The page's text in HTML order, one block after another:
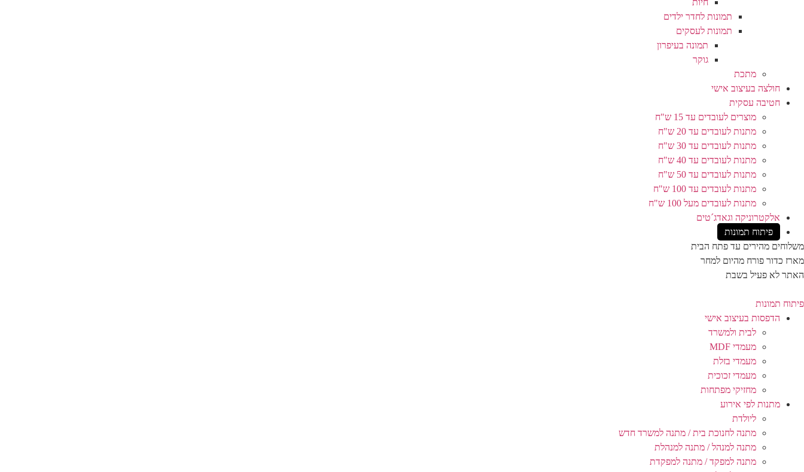
חיות
תמונות לחדר ילדים
תמונות לעסקים
תמונה בעיפרון
גוקר
מתכת
חולצה בעיצוב אישי
חטיבה עסקית
מוצרים לעובדים עד 15 ש"ח
מתנות לעובדים עד 20 ש"ח
מתנות לעובדים עד 30 ש"ח
מתנות לעובדים עד 40 ש"ח
מתנות לעובדים עד 50 ש"ח
מתנות לעובדים עד 100 ש"ח
מתנות לעובדים מעל 100 ש"ח
אלקטרוניקה וגאדג´טים
פיתוח תמונות
משלוחים מהירים עד פתח הבית
מארז כדור פורח מהיום למחר
האתר לא פעיל בשבת
פיתוח תמונות
הדפסות בעיצוב אישי
לבית ולמשרד
מעמדי MDF
מעמדי בזלת
מעמדי זכוכית
מחזיקי מפתחות
מתנות לפי אירוע
ליולדת
מתנה לחנוכת בית / מתנה למשרד חדש
מתנה למנהל / מתנה למנהלת
מתנה למפקד / מתנה למפקדת